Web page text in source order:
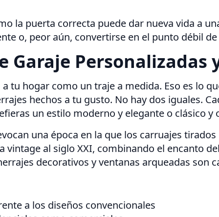
la puerta correcta puede dar nueva vida a
o, peor aún, convertirse en el punto débil
Garaje Personalizadas
tu hogar como un traje a medida. Eso es lo
hechos a tu gusto. No hay dos iguales.
un estilo moderno y elegante o clásico y
una época en la que los carruajes
vintage al siglo XXI, combinando el encanto
decorativos y ventanas arqueadas son
a los diseños convencionales